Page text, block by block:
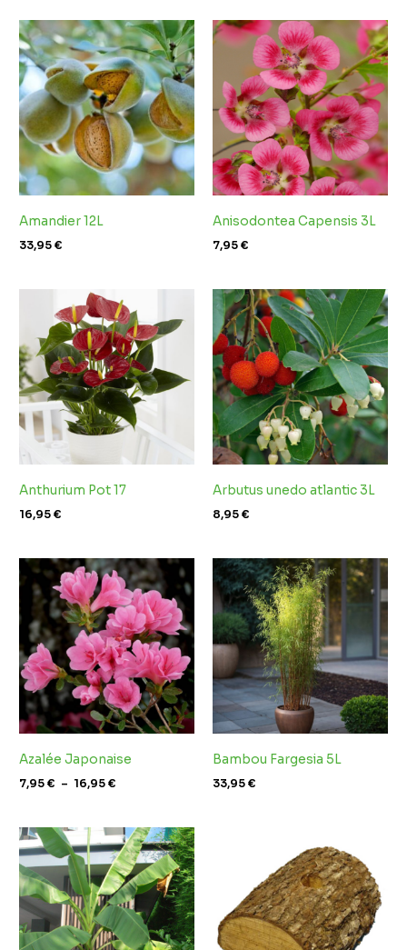
Amandier 12L
33,95€
Anisodontea Capensis 3L
7,95€
Anthurium Pot 17
16,95€
Arbutus unedo atlantic 3L
8,95€
Azalée Japonaise
7,95€ – 16,95€
Plage
de
prix :
7,95 €
à
16,95 €
Bambou Fargesia 5L
33,95€
de
prix :
2,99 €
à
3,95 €